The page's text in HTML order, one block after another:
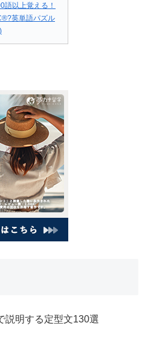
語以上覚える！
英単語パズル
説明する定型文130選